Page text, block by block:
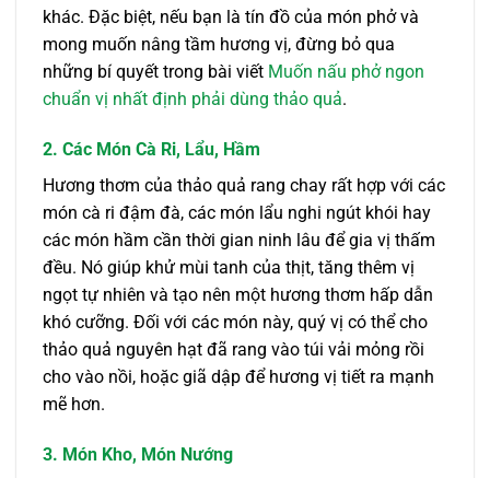
khác. Đặc biệt, nếu bạn là tín đồ của món phở và
mong muốn nâng tầm hương vị, đừng bỏ qua
những bí quyết trong bài viết Muốn nấu phở ngon
chuẩn vị nhất định phải dùng thảo quả.
2. Các Món Cà Ri, Lẩu, Hầm
Hương thơm của thảo quả rang chay rất hợp với các
món cà ri đậm đà, các món lẩu nghi ngút khói hay
các món hầm cần thời gian ninh lâu để gia vị thấm
đều. Nó giúp khử mùi tanh của thịt, tăng thêm vị
ngọt tự nhiên và tạo nên một hương thơm hấp dẫn
khó cưỡng. Đối với các món này, quý vị có thể cho
thảo quả nguyên hạt đã rang vào túi vải mỏng rồi
cho vào nồi, hoặc giã dập để hương vị tiết ra mạnh
mẽ hơn.
3. Món Kho, Món Nướng